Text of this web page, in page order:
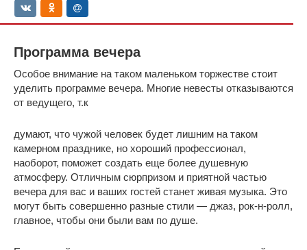
Программа вечера
Особое внимание на таком маленьком торжестве стоит
уделить программе вечера. Многие невесты отказываются
от ведущего, т.к
думают, что чужой человек будет лишним на таком
камерном празднике, но хороший профессионал,
наоборот, поможет создать еще более душевную
атмосферу. Отличным сюрпризом и приятной частью
вечера для вас и ваших гостей станет живая музыка. Это
могут быть совершенно разные стили — джаз, рок-н-ролл,
главное, чтобы они были вам по душе.